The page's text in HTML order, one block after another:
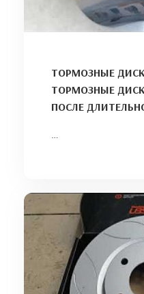
ТОРМОЗНЫЕ
ТОРМОЗНЫЕ
ПОСЛЕ
…